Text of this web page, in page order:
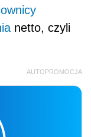
netto, czyli
AUTOPROMOCJA